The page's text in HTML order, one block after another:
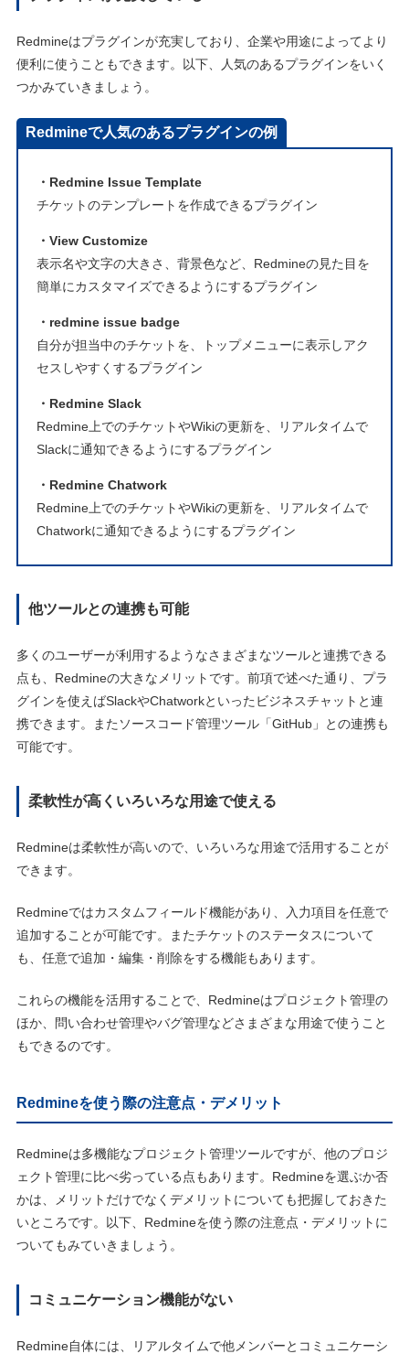
Redmineはプラグインが充実しており、企業や用途によってより
便利に使うこともできます。以下、人気のあるプラグインをいく
つかみていきましょう。
Redmineで人気のあるプラグインの例
・Redmine Issue Template
チケットのテンプレートを作成できるプラグイン
・View Customize
表示名や文字の大きさ、背景色など、Redmineの見た目を
簡単にカスタマイズできるようにするプラグイン
・redmine issue badge
自分が担当中のチケットを、トップメニューに表示しアク
セスしやすくするプラグイン
・Redmine Slack
Redmine上でのチケットやWikiの更新を、リアルタイムで
Slackに通知できるようにするプラグイン
・Redmine Chatwork
Redmine上でのチケットやWikiの更新を、リアルタイムで
Chatworkに通知できるようにするプラグイン
他ツールとの連携も可能
多くのユーザーが利用するようなさまざまなツールと連携できる
点も、Redmineの大きなメリットです。前項で述べた通り、プラ
グインを使えばSlackやChatworkといったビジネスチャットと連
携できます。またソースコード管理ツール「GitHub」との連携も
可能です。
柔軟性が高くいろいろな用途で使える
Redmineは柔軟性が高いので、いろいろな用途で活用することが
できます。
Redmineではカスタムフィールド機能があり、入力項目を任意で
追加することが可能です。またチケットのステータスについて
も、任意で追加・編集・削除をする機能もあります。
これらの機能を活用することで、Redmineはプロジェクト管理の
ほか、問い合わせ管理やバグ管理などさまざまな用途で使うこと
もできるのです。
Redmineを使う際の注意点・デメリット
Redmineは多機能なプロジェクト管理ツールですが、他のプロジ
ェクト管理に比べ劣っている点もあります。Redmineを選ぶか否
かは、メリットだけでなくデメリットについても把握しておきた
いところです。以下、Redmineを使う際の注意点・デメリットに
ついてもみていきましょう。
コミュニケーション機能がない
Redmine自体には、リアルタイムで他メンバーとコミュニケーシ